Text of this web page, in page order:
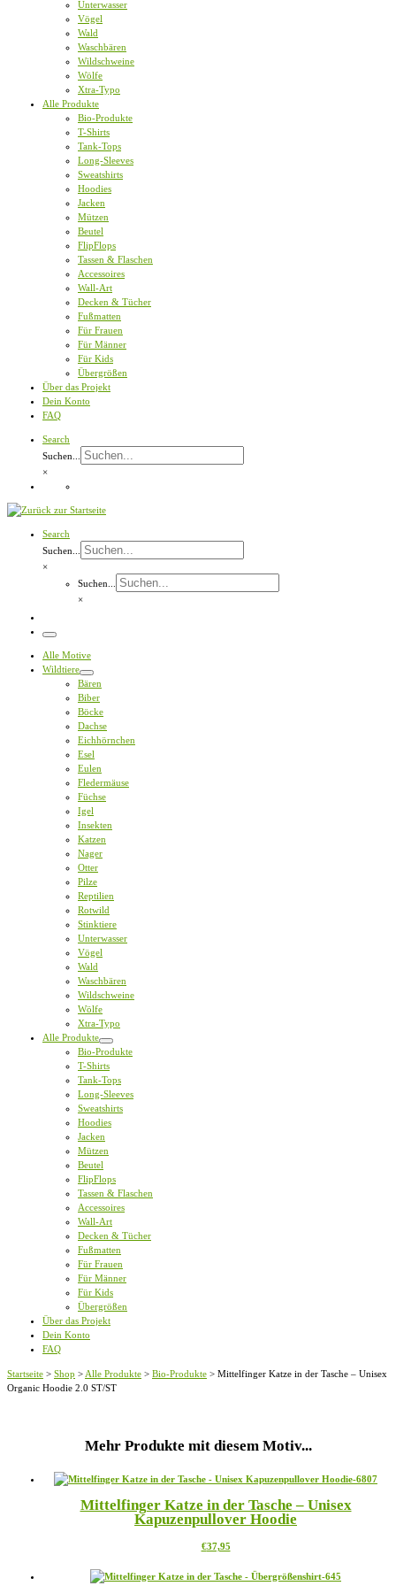
Unterwasser
Vögel
Wald
Waschbären
Wildschweine
Wölfe
Xtra-Typo
Alle Produkte
Bio-Produkte
T-Shirts
Tank-Tops
Long-Sleeves
Sweatshirts
Hoodies
Jacken
Mützen
Beutel
FlipFlops
Tassen & Flaschen
Accessoires
Wall-Art
Decken & Tücher
Fußmatten
Für Frauen
Für Männer
Für Kids
Übergrößen
Über das Projekt
Dein Konto
FAQ
Search
Suchen...
×
Search
Suchen...
×
Suchen...
×
Menü
Alle Motive
Wildtiere
Bären
Biber
Böcke
Dachse
Eichhörnchen
Esel
Eulen
Fledermäuse
Füchse
Igel
Insekten
Katzen
Nager
Otter
Pilze
Reptilien
Rotwild
Stinktiere
Unterwasser
Vögel
Wald
Waschbären
Wildschweine
Wölfe
Xtra-Typo
Alle Produkte
Bio-Produkte
T-Shirts
Tank-Tops
Long-Sleeves
Sweatshirts
Hoodies
Jacken
Mützen
Beutel
FlipFlops
Tassen & Flaschen
Accessoires
Wall-Art
Decken & Tücher
Fußmatten
Für Frauen
Für Männer
Für Kids
Übergrößen
Über das Projekt
Dein Konto
FAQ
Startseite > Shop > Alle Produkte > Bio-Produkte > Mittelfinger Katze in der Tasche – Unisex
Organic Hoodie 2.0 ST/ST
Mehr Produkte mit diesem Motiv...
Mittelfinger Katze in der Tasche – Unisex
Kapuzenpullover Hoodie
€37,95Dieses
weist